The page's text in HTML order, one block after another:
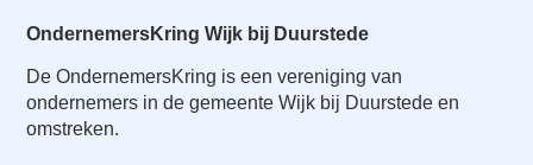
OndernemersKring Wijk bij Duurstede
De OndernemersKring is een vereniging van
ondernemers in de gemeente Wijk bij Duurstede en
omstreken.